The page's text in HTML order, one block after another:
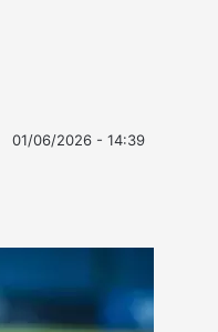
01/06/2026 - 14:39